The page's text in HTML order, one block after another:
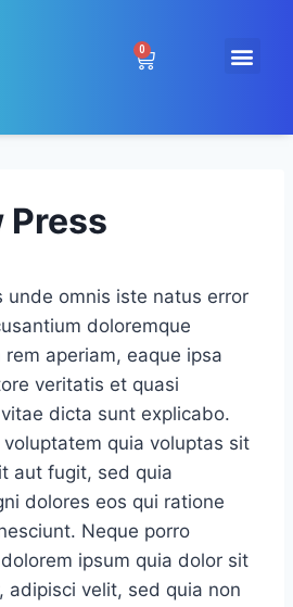
0
Press
unde omnis iste natus error
doloremque
aperiam, eaque ipsa
veritatis et quasi
dicta sunt explicabo.
quia voluptas sit
aut fugit, sed quia
dolores eos qui ratione
Neque porro
ipsum quia dolor sit
adipisci velit, sed quia non